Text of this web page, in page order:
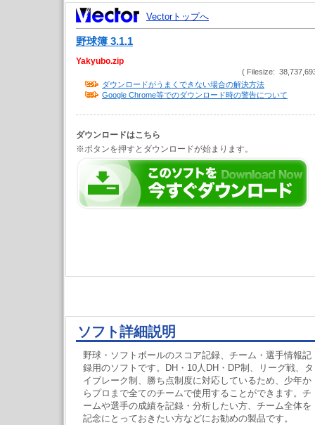
Vectorトップへ
野球簿 3.1.1
Yakyubo.zip
( Filesize:
ダウンロードがうまくできない場合の解決方法
Google Chrome等でのダウンロード時の警告について
ダウンロードはこちら
※ボタンを押すとダウンロードが始まります。
ソフト詳細説明
野球・ソフトボールのスコア記録、チーム・選手情報記
録用のソフトです。DH・10人DH・DP制、リーグ戦、タ
イブレーク制、勝ち点制度に対応しているため、少年か
らプロまで全てのチームで使用することができます。チ
ームや選手の成績を記録・分析したい方、チーム全体を
記念にとっておきたい方などにお勧めの製品です。